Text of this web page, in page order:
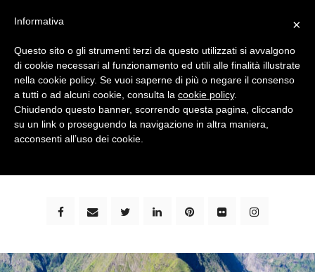
bimbi e viaggi - family travel blog: community #1 in
×
Informativa
Questo sito o gli strumenti terzi da questo utilizzati si avvalgono
di cookie necessari al funzionamento ed utili alle finalità illustrate
nella cookie policy. Se vuoi saperne di più o negare il consenso
a tutti o ad alcuni cookie, consulta la cookie policy.
Chiudendo questo banner, scorrendo questa pagina, cliccando
su un link o proseguendo la navigazione in altra maniera,
acconsenti all’uso dei cookie.